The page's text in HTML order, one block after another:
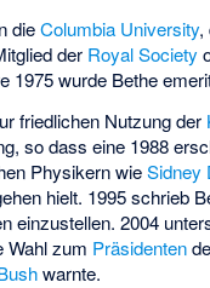
dieColumbia University,
der Royal Society
1975 wurde Bethe
friedlichen Nutzung der
so dass eine 1988
Physikern wieSidney
hielt. 1995 schrieb
einzustellen. 2004
Wahl zum Präsidenten
warnte.